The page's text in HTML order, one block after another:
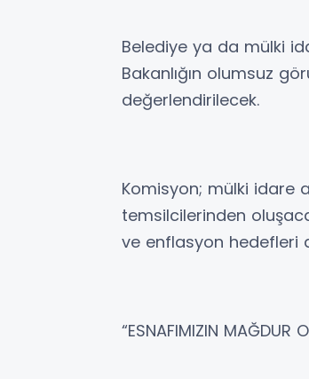
Belediye ya da mülki
Bakanlığın olumsuz
değerlendirilecek.
Komisyon; mülki idare
temsilcilerinden
ve enflasyon hedefleri
“ESNAFIMIZIN MAĞDUR